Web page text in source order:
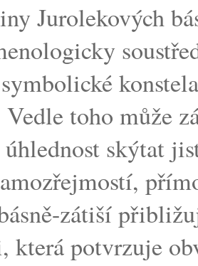
Jurolekových
toho může
skýtat
zátiší
která potvrzuje